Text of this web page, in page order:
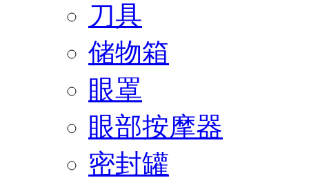
刀具
储物箱
眼罩
眼部按摩器
密封罐